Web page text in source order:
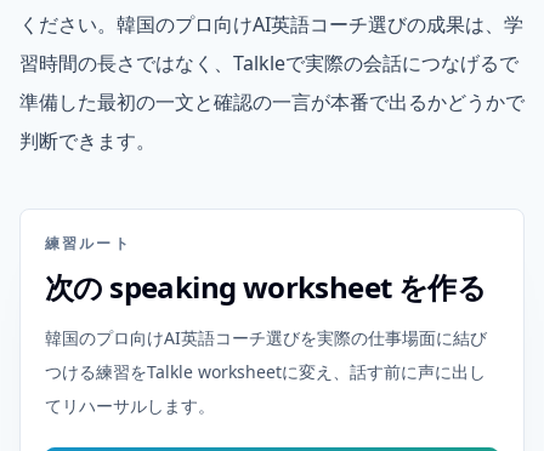
ください。韓国のプロ向けAI英語コーチ選びの成果は、学
習時間の長さではなく、Talkleで実際の会話につなげるで
準備した最初の一文と確認の一言が本番で出るかどうかで
判断できます。
練習ルート
次の speaking worksheet を作る
韓国のプロ向けAI英語コーチ選びを実際の仕事場面に結び
つける練習をTalkle worksheetに変え、話す前に声に出し
てリハーサルします。